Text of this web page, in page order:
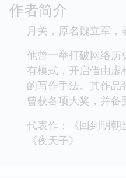
量。 《大宋北斗司》以
物塑造，以及对人性的
神秘与挑战的北宋世界
不为人知的艰辛与荣耀
作者简介
月关，原名魏立军，
他曾一举打破网络